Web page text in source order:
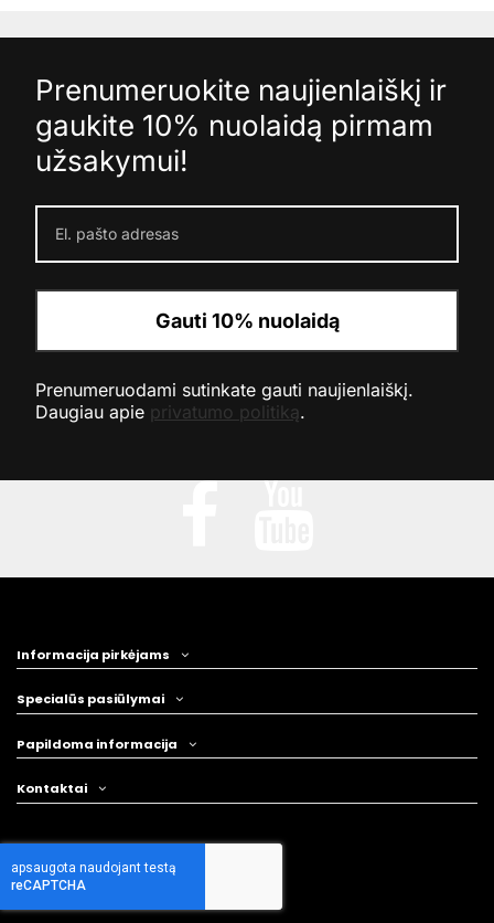
Prenumeruokite naujienlaiškį ir
gaukite 10% nuolaidą pirmam
užsakymui!
Gauti 10% nuolaidą
Prenumeruodami sutinkate gauti naujienlaiškį.
Daugiau apie privatumo politiką.
Informacija pirkėjams
Specialūs pasiūlymai
Papildoma informacija
Kontaktai